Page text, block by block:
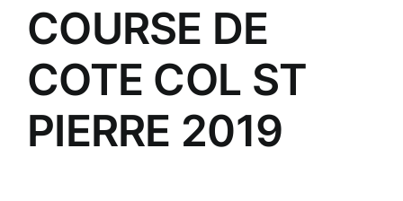
COURSE DE
COTE COL ST
PIERRE 2019